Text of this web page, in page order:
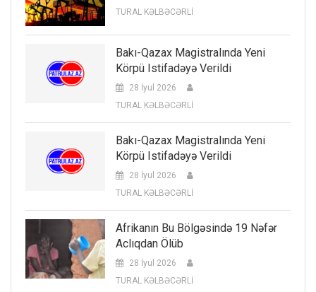
TURAL KƏLBƏCƏRLİ
Bakı-Qazax Magistralında Yeni
Körpü Istifadəyə Verildi
28 İyul 2026
TURAL KƏLBƏCƏRLİ
Bakı-Qazax Magistralında Yeni
Körpü Istifadəyə Verildi
28 İyul 2026
TURAL KƏLBƏCƏRLİ
Afrikanın Bu Bölgəsində 19 Nəfər
Aclıqdan Ölüb
28 İyul 2026
TURAL KƏLBƏCƏRLİ